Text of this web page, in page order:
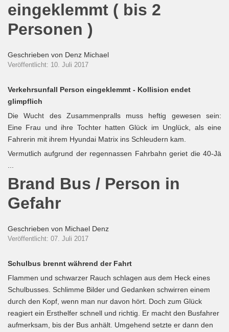
eingeklemmt ( bis 2
Personen )
Geschrieben von Denz Michael
Veröffentlicht: 10. Juli 2017
Verkehrsunfall Person eingeklemmt - Kollision endet
glimpflich
Die Wucht des Zusammenpralls muss heftig gewesen sein:
Eine Frau und ihre Tochter hatten Glück im Unglück, als eine
Fahrerin mit ihrem Hyundai Matrix ins Schleudern kam.
Vermutlich aufgrund der regennassen Fahrbahn geriet die 40-Jä
Brand Bus / Person in
Gefahr
Geschrieben von Michael Denz
Veröffentlicht: 07. Juli 2017
Schulbus brennt während der Fahrt
Flammen und schwarzer Rauch schlagen aus dem Heck eines
Schulbusses. Schlimme Bilder und Gedanken schwirren einem
durch den Kopf, wenn man nur davon hört. Doch zum Glück
reagiert ein Ersthelfer schnell und richtig. Er macht den Busfahrer
aufmerksam, bis der Bus anhält. Umgehend setzte er dann den